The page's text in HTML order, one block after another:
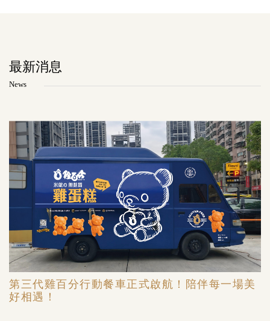
最新消息
News
第三代雞百分行動餐車正式啟航！陪伴每一場美
好相遇！